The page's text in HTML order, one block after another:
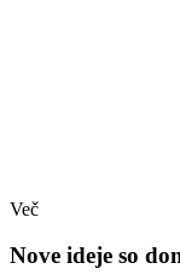
Več
Nove ideje so